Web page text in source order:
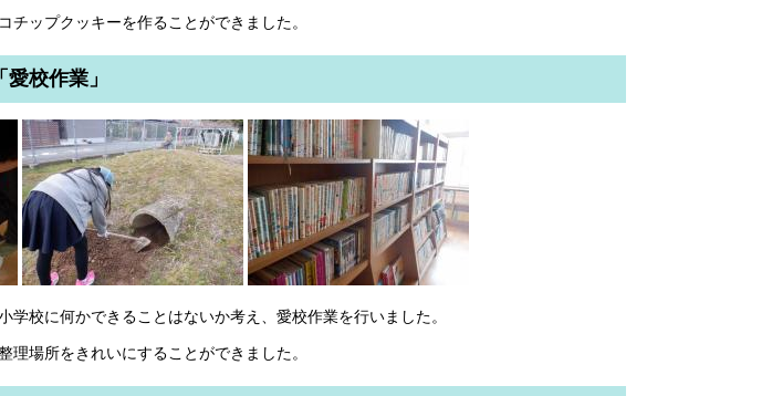
チップクッキーを作ることができました。
校作業」
学校に何かできることはないか考え、愛校作業を行いました。
理場所をきれいにすることができました。